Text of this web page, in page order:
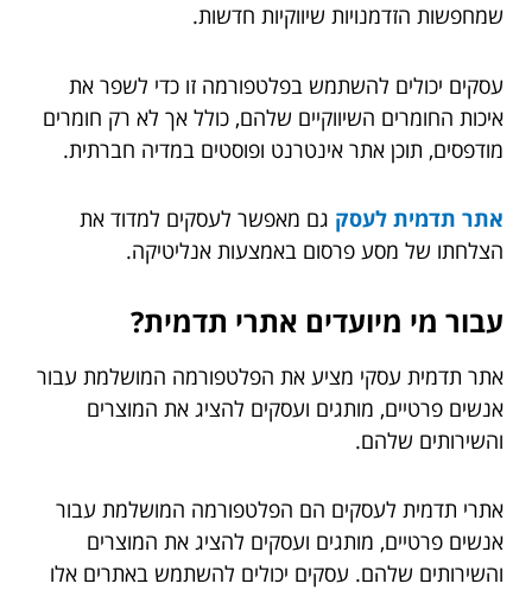
שמחפשות הזדמנויות שיווקיות חדשות.
עסקים יכולים להשתמש בפלטפורמה זו כדי לשפר את
איכות החומרים השיווקיים שלהם, כולל אך לא רק חומרים
מודפסים, תוכן אתר אינטרנט ופוסטים במדיה חברתית.
אתר תדמית לעסק גם מאפשר לעסקים למדוד את
הצלחתו של מסע פרסום באמצעות אנליטיקה.
עבור מי מיועדים אתרי תדמית?
אתר תדמית עסקי מציע את הפלטפורמה המושלמת עבור
אנשים פרטיים, מותגים ועסקים להציג את המוצרים
והשירותים שלהם.
אתרי תדמית לעסקים הם הפלטפורמה המושלמת עבור
אנשים פרטיים, מותגים ועסקים להציג את המוצרים
והשירותים שלהם. עסקים יכולים להשתמש באתרים אלו